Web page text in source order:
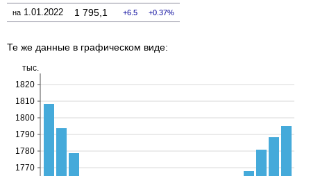
на 1.01.2022 1 795,1 6.5 0.37%
Те же данные в графическом виде: